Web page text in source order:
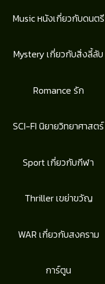
Music หนังเกี่ยวกับดนตรี
Mystery เกี่ยวกับสิ่งลี้ลับ
Romance รัก
SCI-FI นิยายวิทยาศาสตร์
Sport เกี่ยวกับกีฬา
Thriller เขย่าขวัญ
WAR เกี่ยวกับสงคราม
การ์ตูน